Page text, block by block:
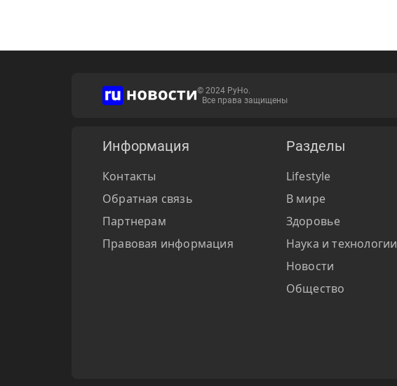
© 2024 РуНо.
Все права защищены
Информация
Контакты
Обратная связь
Партнерам
Правовая информация
Разделы
Lifestyle
В мире
Здоровье
Наука и технологии
Новости
Общество